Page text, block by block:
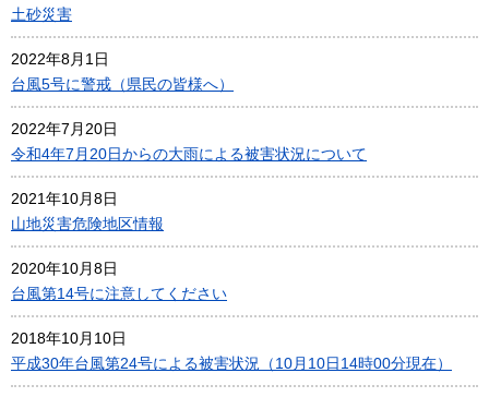
土砂災害
2022年8月1日
台風5号に警戒（県民の皆様へ）
2022年7月20日
令和4年7月20日からの大雨による被害状況について
2021年10月8日
山地災害危険地区情報
2020年10月8日
台風第14号に注意してください
2018年10月10日
平成30年台風第24号による被害状況（10月10日14時00分現在）